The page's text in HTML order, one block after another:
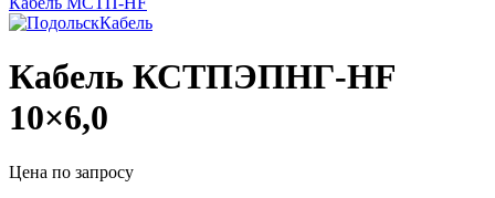
Кабель КСТПЭПНГ-HF
10×6,0
Цена по запросу